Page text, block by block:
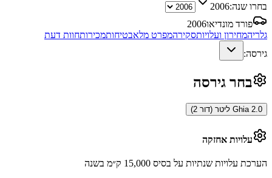
בחרו שנה:2006
פורד מונדיאו2006
גלריהמחירון ועלויותסקירהמפרט מלאבטיחותמכירותחוות דעת
גירסה:
בחר גירסה
Ghia 2.0 ליטר (דור 2)
עלויות אחזקה
הערכת עלויות שנתיות על בסיס 15,000 ק״מ בשנה